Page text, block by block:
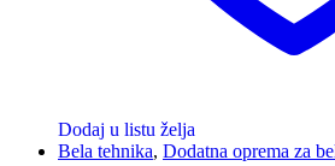
Dodaj u listu želja
Bela tehnika, Dodatna oprema za